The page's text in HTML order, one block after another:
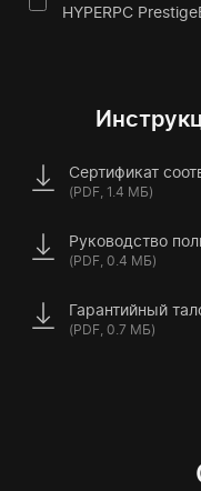
HYPERPC
Сертификат
(PDF, 1.4 МБ)
Руководство
(PDF, 0.4 МБ)
Гарантийный
(PDF, 0.7 МБ)